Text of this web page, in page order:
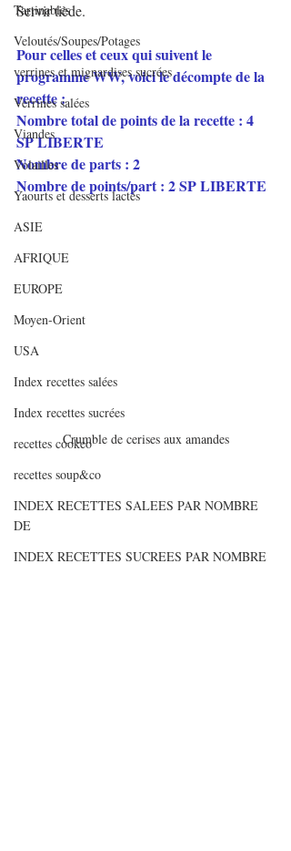
Tartinables
Veloutés/Soupes/Potages
verrines et mignardises sucrées
Verrines salées
Viandes
Volailles
Yaourts et desserts lactés
ASIE
AFRIQUE
EUROPE
Moyen-Orient
USA
Index recettes salées
Index recettes sucrées
recettes cookeo
recettes soup&co
INDEX RECETTES SALEES PAR NOMBRE
DE
INDEX RECETTES SUCREES PAR NOMBRE
Servir tiède.
Pour celles et ceux qui suivent le
programme WW, voici le décompte de la
recette :
Nombre total de points de la recette : 4
SP LIBERTE
Nombre de parts : 2
Nombre de points/part : 2 SP LIBERTE
Crumble de cerises aux amandes